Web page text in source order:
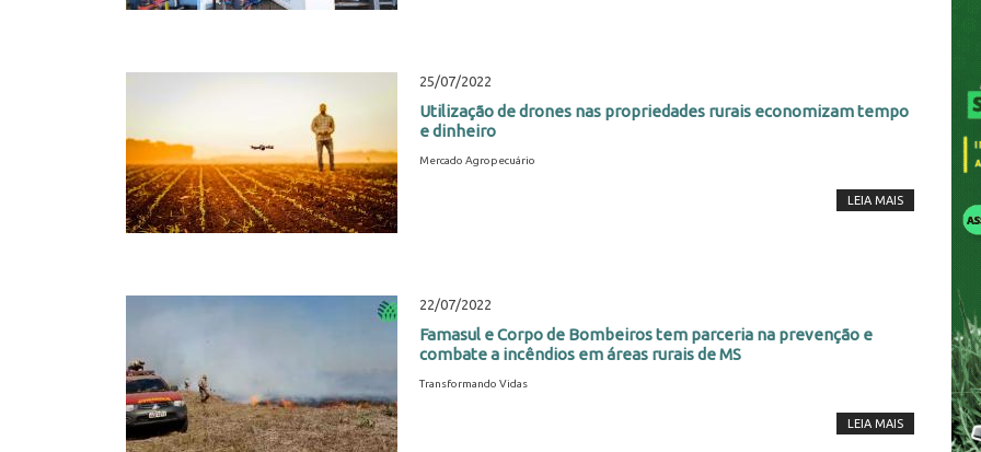
25/07/2022
Utilização de drones nas propriedades rurais economizam tempo
e dinheiro
Mercado Agropecuário
LEIA MAIS
22/07/2022
Famasul e Corpo de Bombeiros tem parceria na prevenção e
combate a incêndios em áreas rurais de MS
Transformando Vidas
LEIA MAIS